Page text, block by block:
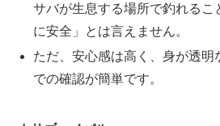
サバが生息する場所で釣れるこ
に安全」とは言えません。
ただ、安心感は高く、身が透明
での確認が簡単です。